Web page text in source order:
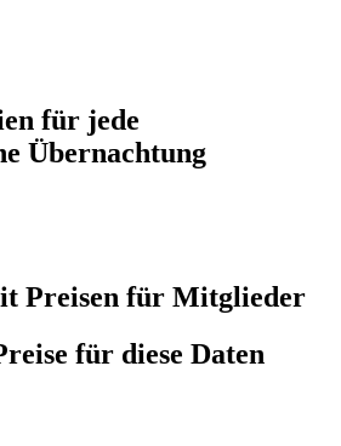
für jede
Übernachtung
Preisen für Mitglieder
für diese Daten